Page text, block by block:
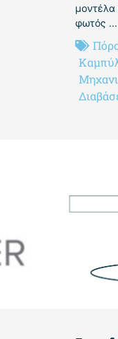
μοντέλα
φωτός ...